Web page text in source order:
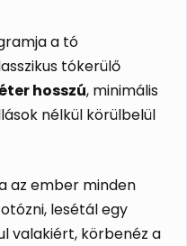
a tó
tókerülő
hosszú, minimális
nélkül körülbelül
az ember minden
lesétál egy
valakiért, körbenéz a